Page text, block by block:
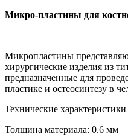
Микро-пластины для
Микропластины
хирургические изделия из
предназначенные для
пластике и остеосинтезу в
Технические характеристики
Толщина материала: 0.6 мм